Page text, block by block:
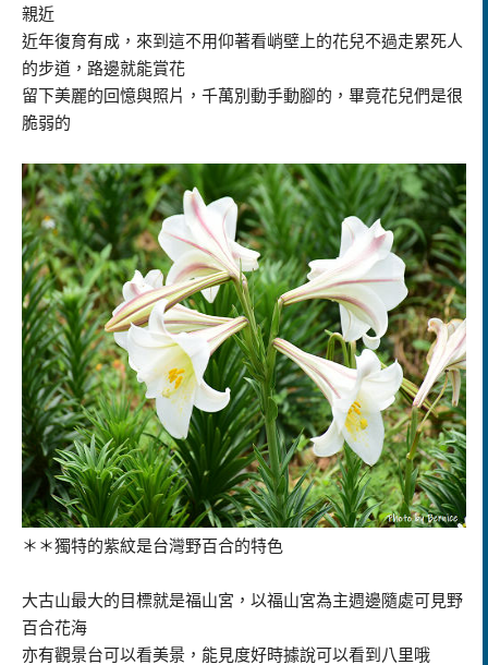
親近
近年復育有成，來到這不用仰著看峭壁上的花兒不過走累死人
的步道，路邊就能賞花
留下美麗的回憶與照片，千萬別動手動腳的，畢竟花兒們是很
脆弱的
＊＊獨特的紫紋是台灣野百合的特色
大古山最大的目標就是福山宮，以福山宮為主週邊隨處可見野
百合花海
亦有觀景台可以看美景，能見度好時據說可以看到八里哦